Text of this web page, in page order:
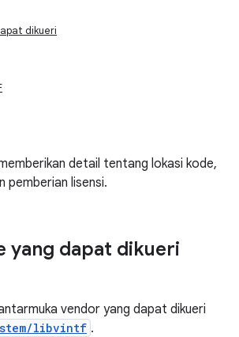
dikueri
detail tentang lokasi kode,
pemberian lisensi.
yang dapat dikueri
vendor yang dapat dikueri
libvintf .